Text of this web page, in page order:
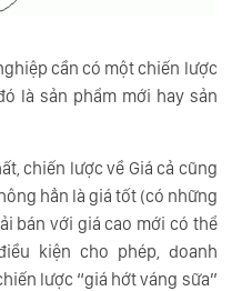
cần có một chiến lược
là sản phẩm mới hay sản
chiến lược về Giá cả cũng
hẳn là giá tốt (có những
bán với giá cao mới có thể
kiện cho phép, doanh
lược “giá hớt váng sữa”